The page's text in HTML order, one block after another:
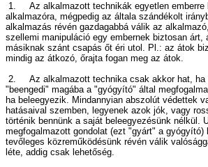
1. Az alkalmazott technikák egyetlen emberre
alkalmazóra, mégpedig az általa szándékolt
alkalmazás révén gazdagabbá válik az
szellemi manipuláció egy embernek biztosan árt,
másiknak szánt csapás őt éri utol. Pl.: az átok
mindig az átkozó, őrajta fogan meg az átok.
2. Az alkalmazott technika csak akkor hat, ha
"beengedi" magába a "gyógyító" által
ha beleegyezik. Mindannyian abszolút védettek
hatásaival szemben, legyenek azok jók, vagy
történik bennünk a saját beleegyezésünk nélkül.
megfogalmazott gondolat (ezt "gyárt" a gyógyító)
tevőleges közreműködésünk révén válik
léte, addig csak lehetőség.